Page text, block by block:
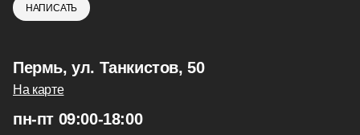
НАПИСАТЬ
Пермь, ул. Танкистов, 50
На карте
пн-пт 09:00-18:00